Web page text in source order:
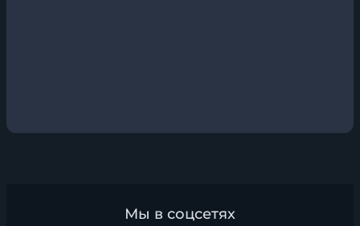
Мы в соцсетях